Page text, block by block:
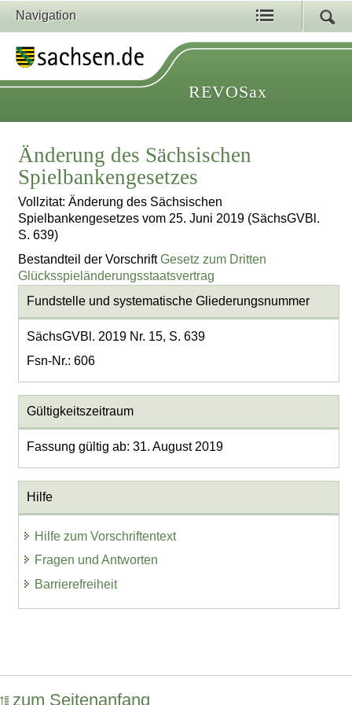
Navigation
REVOSax
Änderung des Sächsischen
Spielbankengesetzes
Vollzitat: Änderung des Sächsischen
Spielbankengesetzes vom 25. Juni 2019 (SächsGVBl.
S. 639)
Bestandteil der VorschriftGesetz zum Dritten
Glücksspieländerungsstaatsvertrag
Fundstelle und systematische Gliederungsnummer
SächsGVBl. 2019 Nr. 15, S. 639
Fsn-Nr.: 606
Gültigkeitszeitraum
Fassung gültig ab: 31. August 2019
Hilfe
Hilfe zum Vorschriftentext
Fragen und Antworten
Barrierefreiheit
zum Seitenanfang